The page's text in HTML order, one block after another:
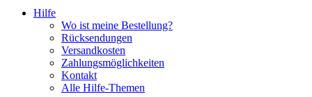
Hilfe
Wo ist meine Bestellung?
Rücksendungen
Versandkosten
Zahlungsmöglichkeiten
Kontakt
Alle Hilfe-Themen